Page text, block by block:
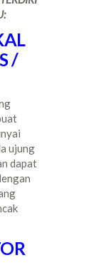
/
ujung
dapat